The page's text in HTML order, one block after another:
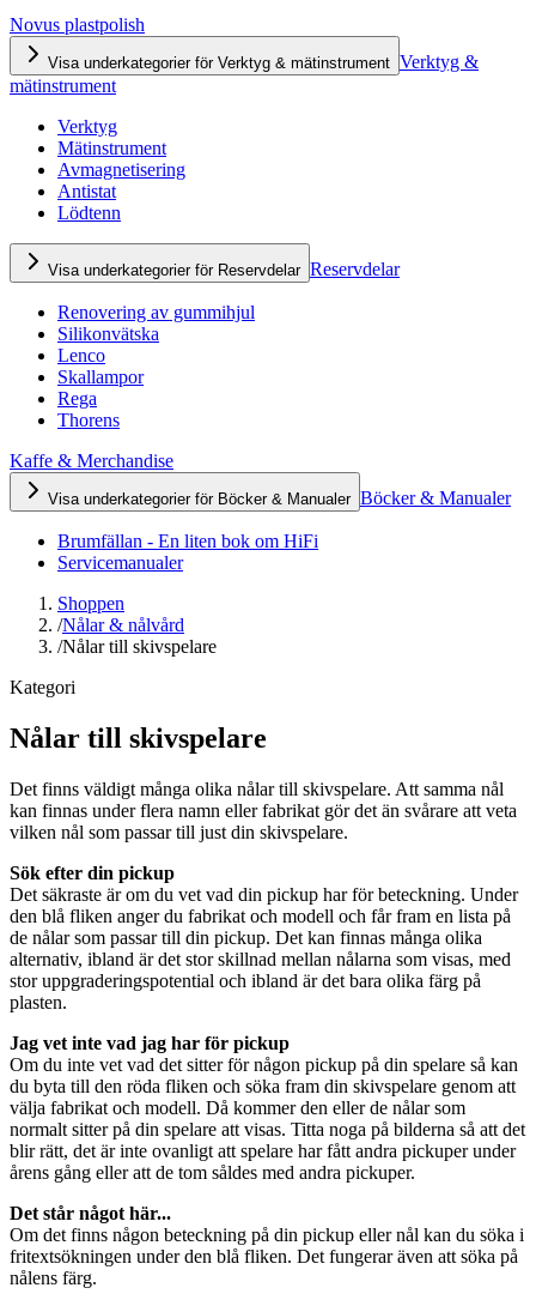
Novus plastpolish
Visa underkategorier för Verktyg & mätinstrument Verktyg &
mätinstrument
Verktyg
Mätinstrument
Avmagnetisering
Antistat
Lödtenn
Visa underkategorier för Reservdelar Reservdelar
Renovering av gummihjul
Silikonvätska
Lenco
Skallampor
Rega
Thorens
Kaffe & Merchandise
Visa underkategorier för Böcker & Manualer Böcker & Manualer
Brumfällan - En liten bok om HiFi
Servicemanualer
Shoppen
/Nålar & nålvård
/Nålar till skivspelare
Kategori
Nålar till skivspelare
Det finns väldigt många olika nålar till skivspelare. Att samma nål
kan finnas under flera namn eller fabrikat gör det än svårare att veta
vilken nål som passar till just din skivspelare.
Sök efter din pickup
Det säkraste är om du vet vad din pickup har för beteckning. Under
den blå fliken anger du fabrikat och modell och får fram en lista på
de nålar som passar till din pickup. Det kan finnas många olika
alternativ, ibland är det stor skillnad mellan nålarna som visas, med
stor uppgraderingspotential och ibland är det bara olika färg på
plasten.
Jag vet inte vad jag har för pickup
Om du inte vet vad det sitter för någon pickup på din spelare så kan
du byta till den röda fliken och söka fram din skivspelare genom att
välja fabrikat och modell. Då kommer den eller de nålar som
normalt sitter på din spelare att visas. Titta noga på bilderna så att det
blir rätt, det är inte ovanligt att spelare har fått andra pickuper under
årens gång eller att de tom såldes med andra pickuper.
Det står något här...
Om det finns någon beteckning på din pickup eller nål kan du söka i
fritextsökningen under den blå fliken. Det fungerar även att söka på
nålens färg.